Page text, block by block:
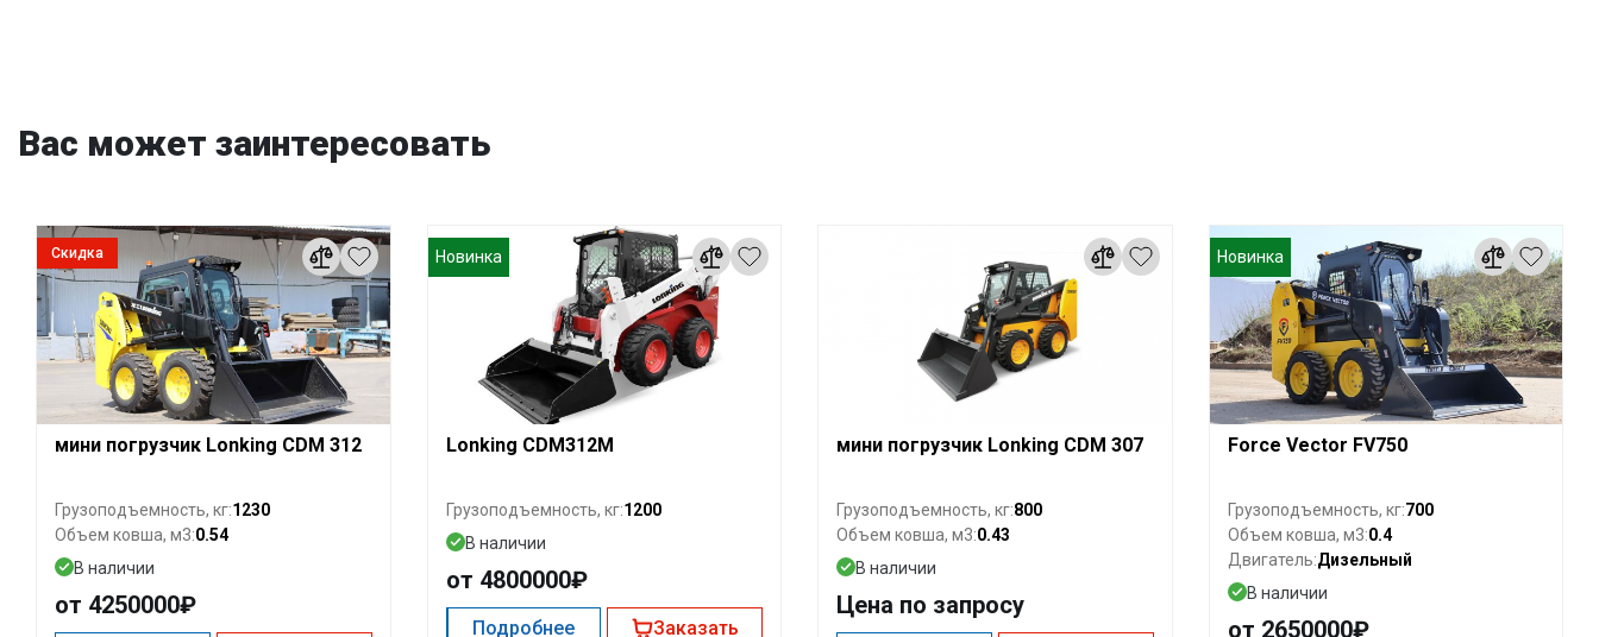
Вас может заинтересовать
Скидка
мини погрузчик Lonking CDM 312
Грузоподъемность, кг:1230
Объем ковша, м3:0.54
В наличии
от 4250000₽
Новинка
Lonking CDM312M
Грузоподъемность, кг:1200
В наличии
от 4800000₽
Подробнее Заказать
мини погрузчик Lonking CDM 307
Грузоподъемность, кг:800
Объем ковша, м3:0.43
В наличии
Цена по запросу
Новинка
Force Vector FV750
Грузоподъемность, кг:700
Объем ковша, м3:0.4
Двигатель:Дизельный
В наличии
от 2650000₽